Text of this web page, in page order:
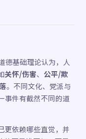
德基础理论认为，人
关怀/伤害、 公平/欺
。不同文化、党派与
事件有截然不同的道
更依赖哪些直觉，并